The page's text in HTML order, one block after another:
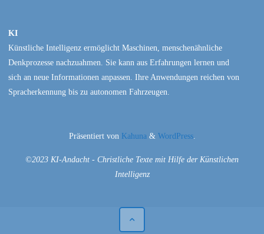
KI
Künstliche Intelligenz ermöglicht Maschinen, menschenähnliche
Denkprozesse nachzuahmen. Sie kann aus Erfahrungen lernen und
sich an neue Informationen anpassen. Ihre Anwendungen reichen von
Spracherkennung bis zu autonomen Fahrzeugen.
Präsentiert von Kahuna & WordPress.
©2023 KI-Andacht - Christliche Texte mit Hilfe der Künstlichen
Intelligenz